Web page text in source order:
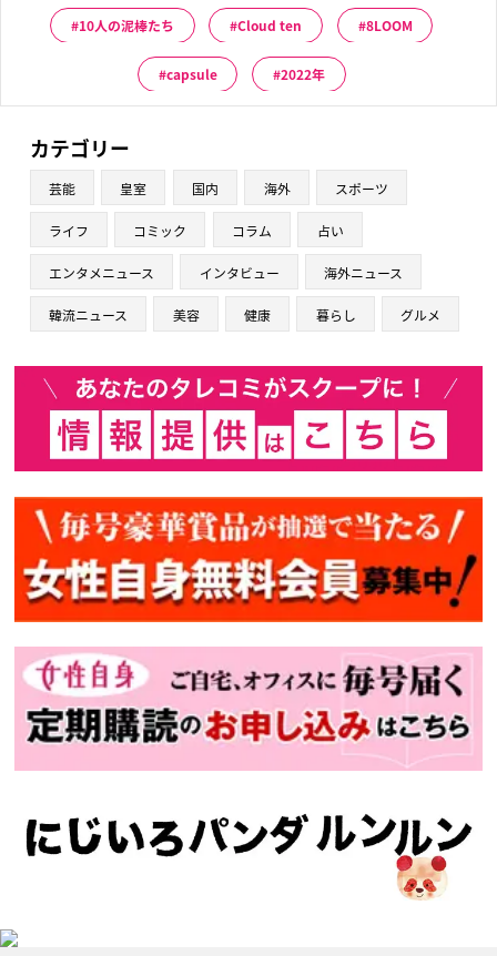
10人の泥棒たち Cloud ten 8LOOM
capsule 2022年
カテゴリー
芸能 皇室 国内 海外 スポーツ
ライフ コミック コラム 占い
エンタメニュース インタビュー 海外ニュース
韓流ニュース 美容 健康 暮らし グルメ